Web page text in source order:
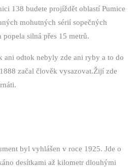
138 budete projíždět oblastí Pumice
mohutných sérií sopečných
silná přes 15 metrů.
ani odtok nebyly zde ani ryby a to do
začal člověk vysazovat.Žijí zde
byl vyhlášen v roce 1925. Jde o
desítkami až kilometr dlouhými